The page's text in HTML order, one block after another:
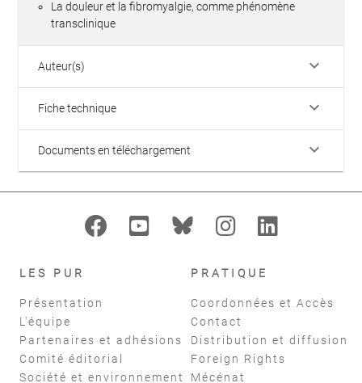
La douleur et la fibromyalgie, comme phénomène
transclinique
Auteur(s) keyboard_arrow_down
Fiche technique keyboard_arrow_down
Documents en téléchargement keyboard_arrow_down
LES PUR
Présentation
L'équipe
Partenaires et adhésions
Comité éditorial
Société et environnement
PRATIQUE
Coordonnées et Accès
Contact
Distribution et diffusion
Foreign Rights
Mécénat